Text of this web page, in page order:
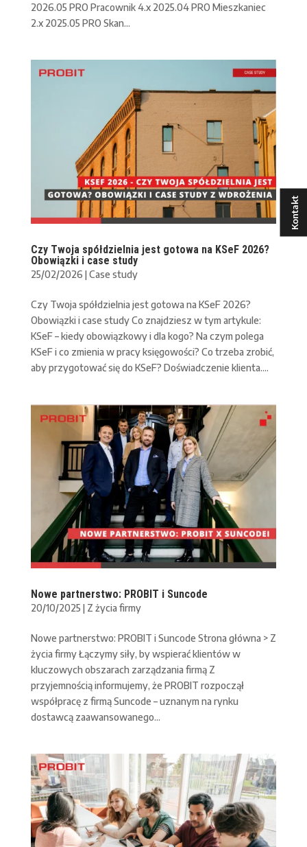
2026.05 PRO Pracownik 4.x 2025.04 PRO Mieszkaniec
2.x 2025.05 PRO Skan...
Czy Twoja spółdzielnia jest gotowa na KSeF 2026?
Obowiązki i case study
25/02/2026 |Case study
Czy Twoja spółdzielnia jest gotowa na KSeF 2026?
Obowiązki i case study Co znajdziesz w tym artykule:
KSeF – kiedy obowiązkowy i dla kogo? Na czym polega
KSeF i co zmienia w pracy księgowości? Co trzeba zrobić,
aby przygotować się do KSeF? Doświadczenie klienta....
Nowe partnerstwo: PROBIT i Suncode
20/10/2025 | Z życia firmy
Nowe partnerstwo: PROBIT i Suncode Strona główna > Z
życia firmy Łączymy siły, by wspierać klientów w
kluczowych obszarach zarządzania firmą Z
przyjemnością informujemy, że PROBIT rozpoczął
współpracę z firmą Suncode – uznanym na rynku
dostawcą zaawansowanego...
Kontakt